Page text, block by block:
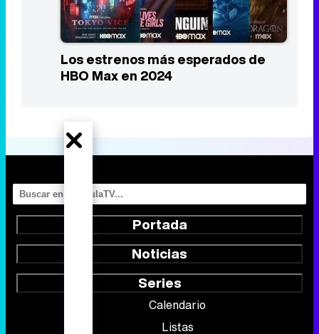
Los estrenos más esperados de
HBO Max en 2024
Portada
Noticias
Series
Calendario
Listas